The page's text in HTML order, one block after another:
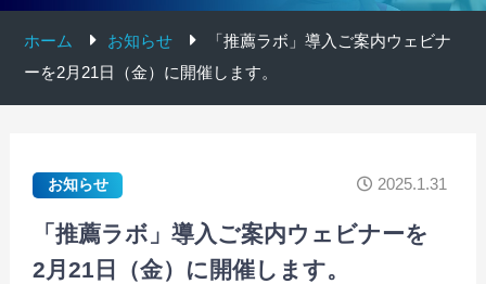
ホーム お知らせ
「推薦ラボ」導入ご案内ウェビナ
ーを2月21日（金）に開催します。
お知らせ 2025.1.31
「推薦ラボ」導入ご案内ウェビナーを
2月21日（金）に開催します。